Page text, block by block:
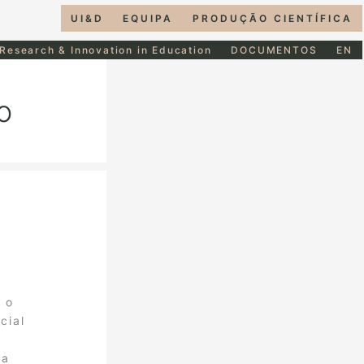
UI&D EQUIPA PRODUÇÃO CIENTÍFICA
& Innovation in Education DOCUMENTOS EN
o